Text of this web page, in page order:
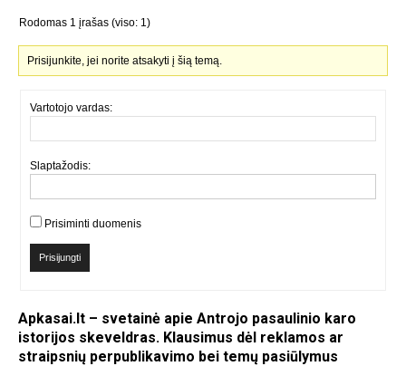
Rodomas 1 įrašas (viso: 1)
Prisijunkite, jei norite atsakyti į šią temą.
Vartotojo vardas:
Slaptažodis:
Prisiminti duomenis
Prisijungti
Apkasai.lt – svetainė apie Antrojo pasaulinio karo
istorijos skeveldras. Klausimus dėl reklamos ar
straipsnių perpublikavimo bei temų pasiūlymus